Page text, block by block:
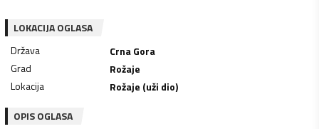
LOKACIJA OGLASA
Država
Crna Gora
Grad
Rožaje
Lokacija
Rožaje (uži dio)
OPIS OGLASA